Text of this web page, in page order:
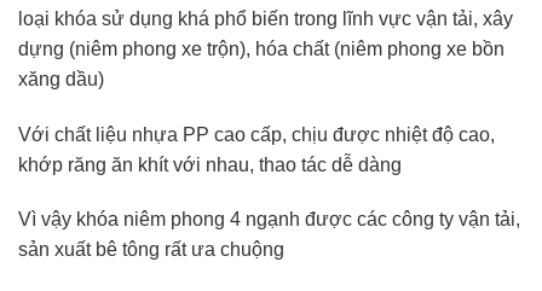
loại khóa sử dụng khá phổ biến trong lĩnh vực vận tải, xây
dựng (niêm phong xe trộn), hóa chất (niêm phong xe bồn
xăng dầu)
Với chất liệu nhựa PP cao cấp, chịu được nhiệt độ cao,
khớp răng ăn khít với nhau, thao tác dễ dàng
Vì vậy khóa niêm phong 4 ngạnh được các công ty vận tải,
sản xuất bê tông rất ưa chuộng